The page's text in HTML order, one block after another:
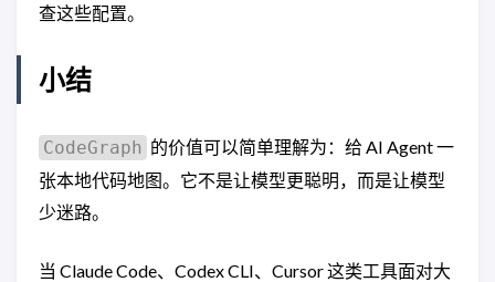
查这些配置。
小结
CodeGraph 的价值可以简单理解为：给 AI Agent 一
张本地代码地图。它不是让模型更聪明，而是让模型
少迷路。
当 Claude Code、Codex CLI、Cursor 这类工具面对大